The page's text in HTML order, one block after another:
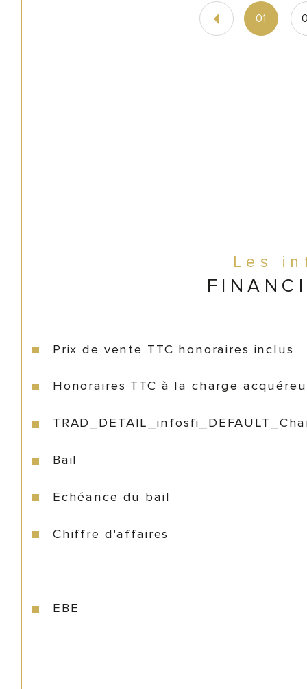
01
Les
Prix de vente TTC honoraires inclus
Honoraires TTC à la charge
Bail
Echéance du bail
Chiffre d'affaires
EBE